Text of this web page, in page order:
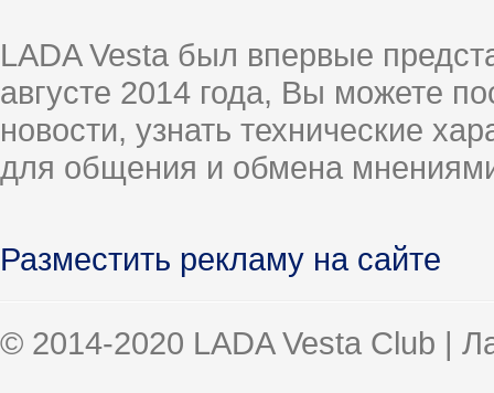
LADA Vesta был впервые
августе 2014 года, Вы можете
новости, узнать технические
для общения и обмена
Разместить рекламу на сайте
© 2014-2020 LADA Vesta Club |